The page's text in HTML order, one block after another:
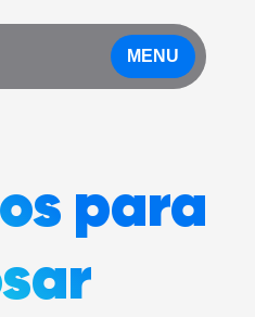
MENU
para